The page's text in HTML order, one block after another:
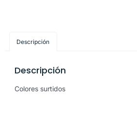
Descripción
Descripción
Colores surtidos